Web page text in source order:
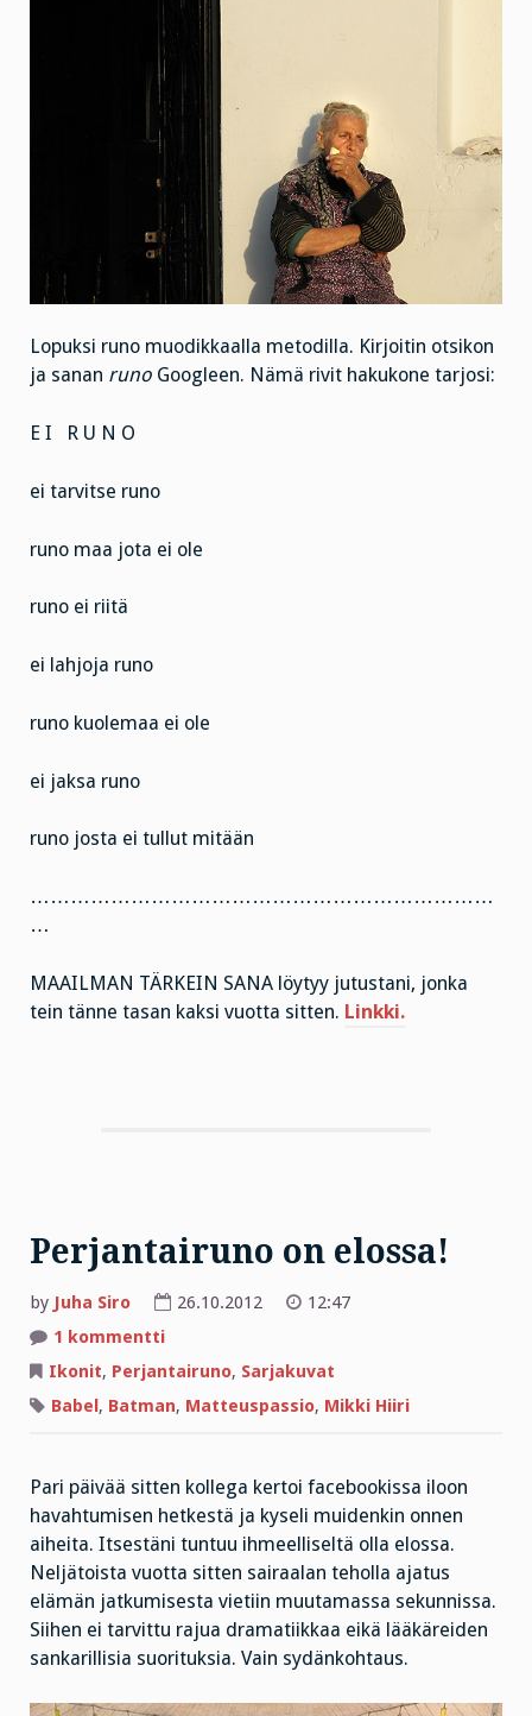
Lopuksi runo muodikkaalla metodilla. Kirjoitin otsikon
ja sanan runo Googleen. Nämä rivit hakukone tarjosi:
E I R U N O
ei tarvitse runo
runo maa jota ei ole
runo ei riitä
ei lahjoja runo
runo kuolemaa ei ole
ei jaksa runo
runo josta ei tullut mitään
……………………………………………………………
…
MAAILMAN TÄRKEIN SANA löytyy jutustani, jonka
tein tänne tasan kaksi vuotta sitten. Linkki.
Perjantairuno on elossa!
by Juha Siro 26.10.2012
12:47
1 kommenttiartikkeliin
on
Ikonit, Perjantairuno, Sarjakuvat
Babel, Batman, Matteuspassio, Mikki Hiiri
Pari päivää sitten kollega kertoi facebookissa iloon
havahtumisen hetkestä ja kyseli muidenkin onnen
aiheita. Itsestäni tuntuu ihmeelliseltä olla elossa.
Neljätoista vuotta sitten sairaalan teholla ajatus
elämän jatkumisesta vietiin muutamassa sekunnissa.
Siihen ei tarvittu rajua dramatiikkaa eikä lääkäreiden
sankarillisia suorituksia. Vain sydänkohtaus.